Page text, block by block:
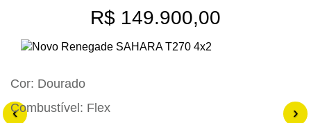
R$ 149.900,00
‹ ›
Cor: Dourado
Combustível: Flex